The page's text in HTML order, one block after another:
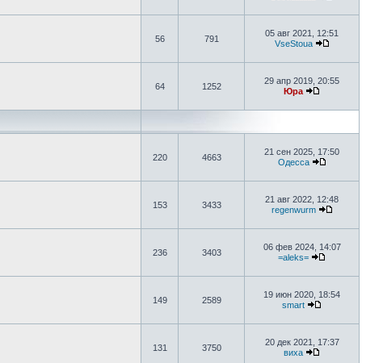
56 791
05 авг 2021, 12:51
VseStoua
64 1252
29 апр 2019, 20:55
Юра
220 4663
21 сен 2025, 17:50
Одесса
153 3433
21 авг 2022, 12:48
regenwurm
236 3403
06 фев 2024, 14:07
=aleks=
149 2589
19 июн 2020, 18:54
smart
131 3750
20 дек 2021, 17:37
виха